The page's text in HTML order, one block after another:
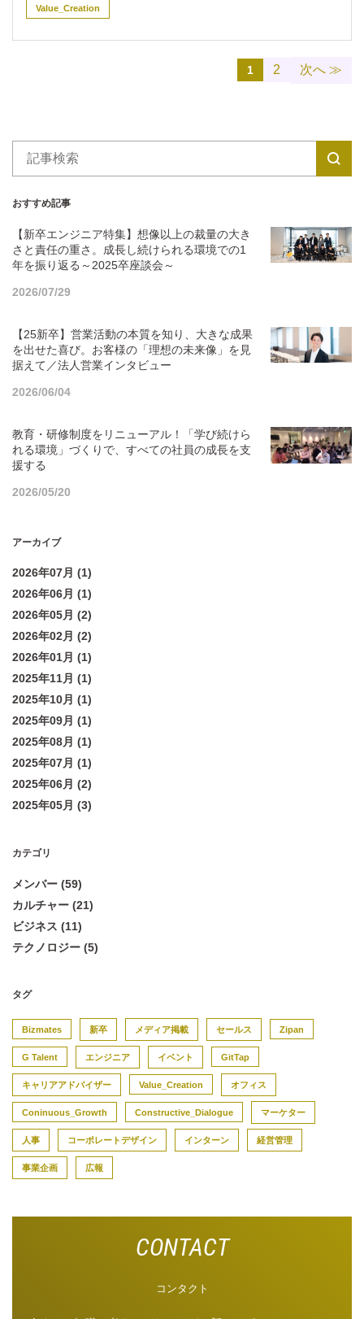
Value_Creation
1 2 次へ ≫
おすすめ記事
【新卒エンジニア特集】想像以上の裁量の大き
さと責任の重さ。成長し続けられる環境での1
年を振り返る～2025卒座談会～
2026/07/29
【25新卒】営業活動の本質を知り、大きな成果
を出せた喜び。お客様の「理想の未来像」を見
据えて／法人営業インタビュー
2026/06/04
教育・研修制度をリニューアル！「学び続けら
れる環境」づくりで、すべての社員の成長を支
援する
2026/05/20
アーカイブ
2026年07月 (1)
2026年06月 (1)
2026年05月 (2)
2026年02月 (2)
2026年01月 (1)
2025年11月 (1)
2025年10月 (1)
2025年09月 (1)
2025年08月 (1)
2025年07月 (1)
2025年06月 (2)
2025年05月 (3)
カテゴリ
メンバー (59)
カルチャー (21)
ビジネス (11)
テクノロジー (5)
タグ
Bizmates 新卒 メディア掲載 セールス Zipan
G Talent エンジニア イベント GitTap
キャリアアドバイザー Value_Creation オフィス
Coninuous_Growth Constructive_Dialogue マーケター
人事 コーポレートデザイン インターン 経営管理
事業企画 広報
コンタクト